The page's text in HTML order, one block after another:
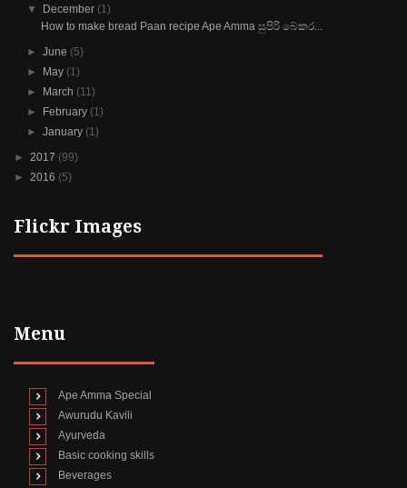
▼
December (1)
How to make bread Paan recipe Ape Amma සුපිරි බේකර...
►June (5)
►
May (1)
►
March (11)
►
February (1)
►January (1)
► 2017 (99)
► 2016 (5)
Flickr Images
Menu
Ape Amma Special
Awurudu Kavili
Ayurveda
Basic cooking skills
Beverages